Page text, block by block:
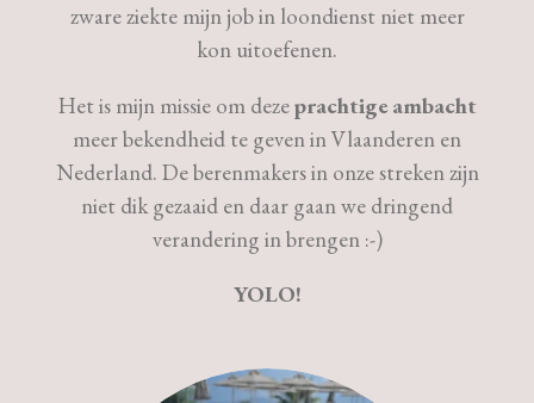
zware ziekte mijn job in loondienst niet meer
kon uitoefenen.
Het is mijn missie om dezeprachtige ambacht
meer bekendheid te geven in Vlaanderen en
Nederland. De berenmakers in onze streken zijn
niet dik gezaaid en daar gaan we dringend
verandering in brengen :-)
YOLO!